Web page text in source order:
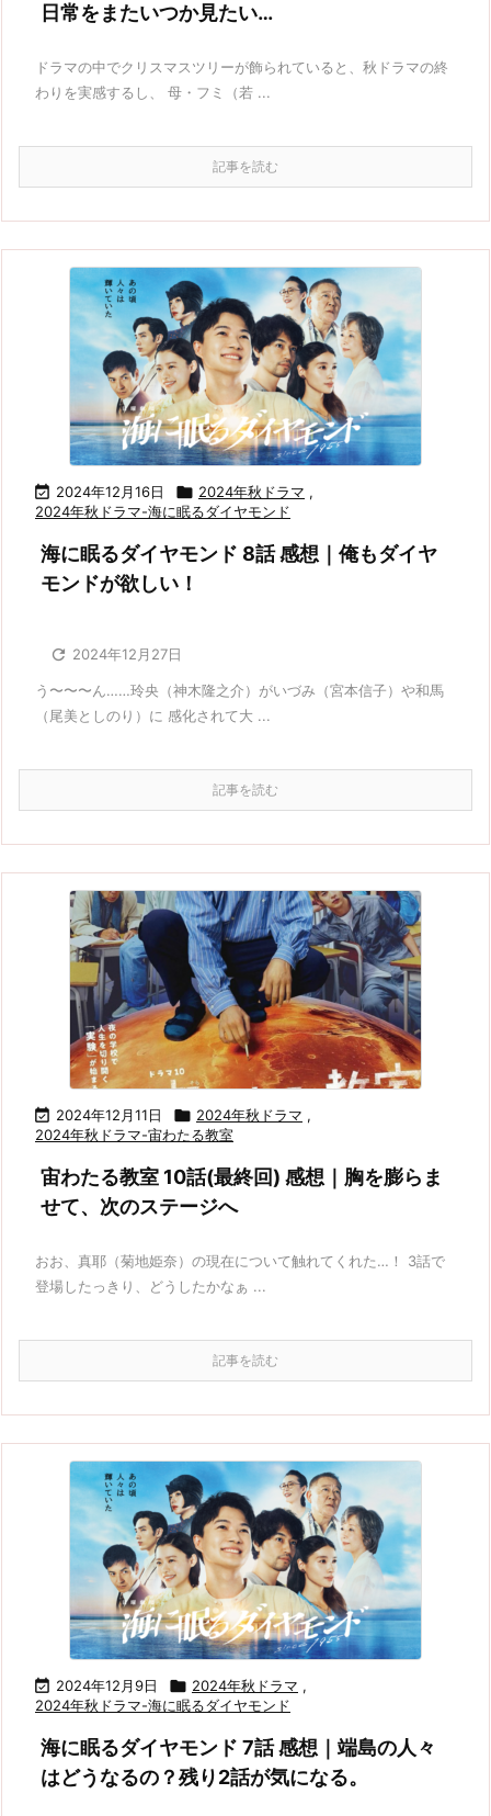
日常をまたいつか見たい…
ドラマの中でクリスマスツリーが飾られていると、秋ドラマの終
わりを実感するし、 母・フミ（若 ...
記事を読む
 2024年12月16日  2024年秋ドラマ ,
2024年秋ドラマ-海に眠るダイヤモンド
海に眠るダイヤモンド 8話 感想｜俺もダイヤ
モンドが欲しい！
 2024年12月27日
う〜〜〜ん……玲央（神木隆之介）がいづみ（宮本信子）や和馬
（尾美としのり）に 感化されて大 ...
記事を読む
 2024年12月11日  2024年秋ドラマ ,
2024年秋ドラマ-宙わたる教室
宙わたる教室 10話(最終回) 感想｜胸を膨らま
せて、次のステージへ
おお、真耶（菊地姫奈）の現在について触れてくれた…！ 3話で
登場したっきり、どうしたかなぁ ...
記事を読む
 2024年12月9日  2024年秋ドラマ ,
2024年秋ドラマ-海に眠るダイヤモンド
海に眠るダイヤモンド 7話 感想｜端島の人々
はどうなるの？残り2話が気になる。